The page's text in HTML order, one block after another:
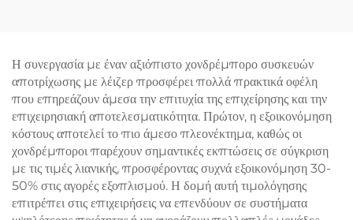
προστασία του επιδερμίδα
και συνεχή, μη επαφόμενη
χρήση σε κλινικές
Η συνεργασία με έναν αξιόπιστο χονδρέμπορο συσκευών
αποτρίχωσης με λέιζερ προσφέρει πολλά πρακτικά οφέλη
που επηρεάζουν άμεσα την επιτυχία της επιχείρησης και την
επιχειρησιακή αποτελεσματικότητα. Πρώτον, η εξοικονόμηση
κόστους αποτελεί το πιο άμεσο πλεονέκτημα, καθώς οι
χονδρέμποροι παρέχουν σημαντικές εκπτώσεις σε σύγκριση
με τις τιμές λιανικής, προσφέροντας συχνά εξοικονόμηση 30-
50% στις αγορές εξοπλισμού. Η δομή αυτή τιμολόγησης
επιτρέπει στις επιχειρήσεις να επενδύουν σε συστήματα